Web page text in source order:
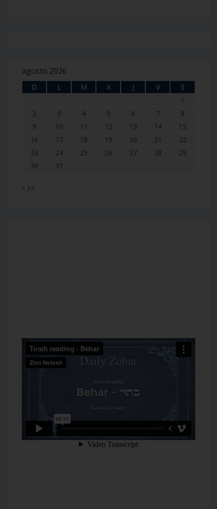
agosto 2026
D L M X J V
S
1
2
3 4 5 6 7
8
9
10 11 12 13 14
15
16
17 18 19 20 21
22
23
24 25 26 27 28
29
30
31
« Jul